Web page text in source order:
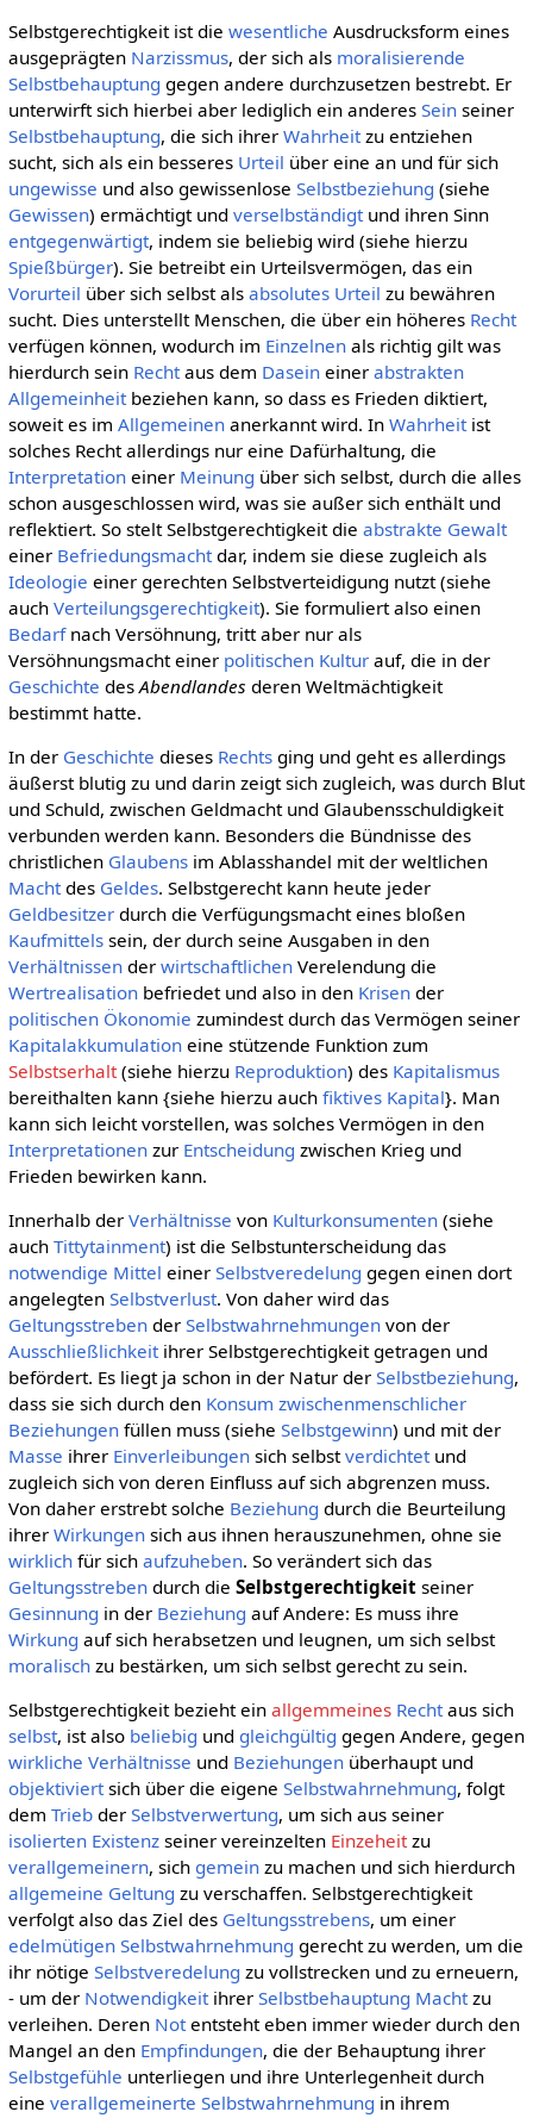
Selbstgerechtigkeit ist die wesentliche Ausdrucksform eines
ausgeprägten Narzissmus, der sich als moralisierende
Selbstbehauptung gegen andere durchzusetzen bestrebt. Er
unterwirft sich hierbei aber lediglich ein anderes Seinseiner
Selbstbehauptung, die sich ihrer Wahrheitzu entziehen
sucht, sich als ein besseres Urteil über eine an und für sich
ungewisse und also gewissenlose Selbstbeziehung (siehe
Gewissen) ermächtigt und verselbständigtund ihren Sinn
entgegenwärtigt, indem sie beliebig wird (siehe hierzu
Spießbürger). Sie betreibt ein Urteilsvermögen, das ein
Vorurteil über sich selbst als absolutes Urteil zu bewähren
sucht. Dies unterstellt Menschen, die über ein höheres Recht
verfügen können, wodurch im Einzelnenals richtig gilt was
hierdurch sein Rechtaus dem Daseineiner abstrakten
Allgemeinheitbeziehen kann, so dass es Frieden diktiert,
soweit es im Allgemeinenanerkannt wird. In Wahrheitist
solches Recht allerdings nur eine Dafürhaltung, die
Interpretationeiner Meinung über sich selbst, durch die alles
schon ausgeschlossen wird, was sie außer sich enthält und
reflektiert. So stelt Selbstgerechtigkeit die abstrakte Gewalt
einer Befriedungsmachtdar, indem sie diese zugleich als
Ideologie einer gerechten Selbstverteidigung nutzt (siehe
auch Verteilungsgerechtigkeit). Sie formuliert also einen
Bedarfnach Versöhnung, tritt aber nur als
Versöhnungsmacht einer politischen Kulturauf, die in der
Geschichte des Abendlandes deren Weltmächtigkeit
bestimmt hatte.
In der Geschichte dieses Rechtsging und geht es allerdings
äußerst blutig zu und darin zeigt sich zugleich, was durch Blut
und Schuld, zwischen Geldmacht und Glaubensschuldigkeit
verbunden werden kann. Besonders die Bündnisse des
christlichen Glaubensim Ablasshandel mit der weltlichen
Machtdes Geldes. Selbstgerecht kann heute jeder
Geldbesitzerdurch die Verfügungsmacht eines bloßen
Kaufmittelssein, der durch seine Ausgaben in den
Verhältnissender wirtschaftlichenVerelendung die
Wertrealisationbefriedet und also in den Krisender
politischen Ökonomie zumindest durch das Vermögen seiner
Kapitalakkumulationeine stützende Funktion zum
Selbstserhalt(siehe hierzu Reproduktion) des Kapitalismus
bereithalten kann {siehe hierzu auch fiktives Kapital}. Man
kann sich leicht vorstellen, was solches Vermögen in den
Interpretationenzur Entscheidung zwischen Krieg und
Frieden bewirken kann.
Innerhalb der Verhältnisse von Kulturkonsumenten(siehe
auch Tittytainment) ist die Selbstunterscheidung das
notwendige Mittel einer Selbstveredelung gegen einen dort
angelegten Selbstverlust. Von daher wird das
Geltungsstrebender Selbstwahrnehmungenvon der
Ausschließlichkeitihrer Selbstgerechtigkeit getragen und
befördert. Es liegt ja schon in der Natur der Selbstbeziehung,
dass sie sich durch den Konsum zwischenmenschlicher
Beziehungenfüllen muss (siehe Selbstgewinn) und mit der
Masse ihrer Einverleibungensich selbstverdichtetund
zugleich sich von deren Einfluss auf sich abgrenzen muss.
Von daher erstrebt solche Beziehung durch die Beurteilung
ihrer Wirkungensich aus ihnen herauszunehmen, ohne sie
wirklichfür sich aufzuheben. So verändert sich das
Geltungsstrebendurch die Selbstgerechtigkeitseiner
Gesinnung in der Beziehung auf Andere: Es muss ihre
Wirkung auf sich herabsetzen und leugnen, um sich selbst
moralischzu bestärken, um sich selbst gerecht zu sein.
Selbstgerechtigkeit bezieht ein allgemmeines Rechtaus sich
selbst, ist also beliebig und gleichgültig gegen Andere, gegen
wirkliche Verhältnisse und Beziehungenüberhaupt und
objektiviertsich über die eigene Selbstwahrnehmung, folgt
dem Triebder Selbstverwertung, um sich aus seiner
isolierten Existenzseiner vereinzelten Einzeheitzu
verallgemeinern, sich gemeinzu machen und sich hierdurch
allgemeine Geltung zu verschaffen. Selbstgerechtigkeit
verfolgt also das Ziel des Geltungsstrebens, um einer
edelmütigen Selbstwahrnehmung gerecht zu werden, um die
ihr nötige Selbstveredelung zu vollstrecken und zu erneuern,
- um der Notwendigkeitihrer Selbstbehauptung Machtzu
verleihen. Deren Notentsteht eben immer wieder durch den
Mangel an den Empfindungen, die der Behauptung ihrer
Selbstgefühle unterliegen und ihre Unterlegenheit durch
eine verallgemeinerte Selbstwahrnehmung in ihrem